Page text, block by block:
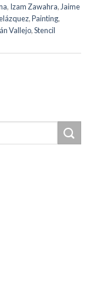
, Izam Zawahra, Jaime
,Painting,
Vallejo,Stencil